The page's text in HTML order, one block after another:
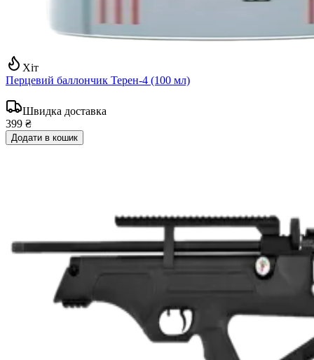
Хіт
Перцевий баллончик Терен-4 (100 мл)
Швидка доставка
399 ₴
Додати в кошик